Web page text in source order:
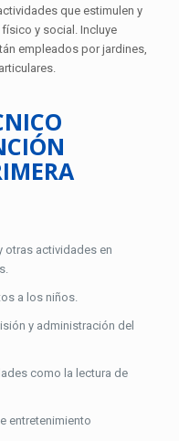
que estimulen y
y social. Incluye
empleados por jardines,
otras actividades en
a los niños.
y administración del
como la lectura de
entretenimiento